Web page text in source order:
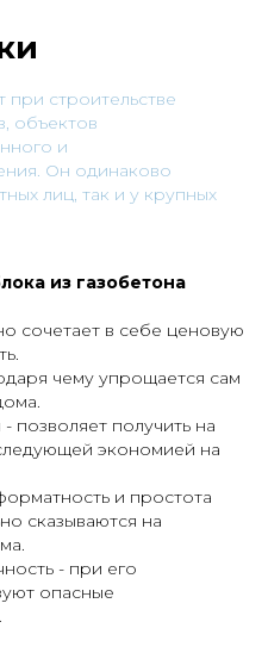
строительстве
объектов
и
Он одинаково
лиц, так и у крупных
из газобетона
сочетает в себе ценовую
чему упрощается сам
позволяет получить на
экономией на
и простота
сказываются на
- при его
опасные